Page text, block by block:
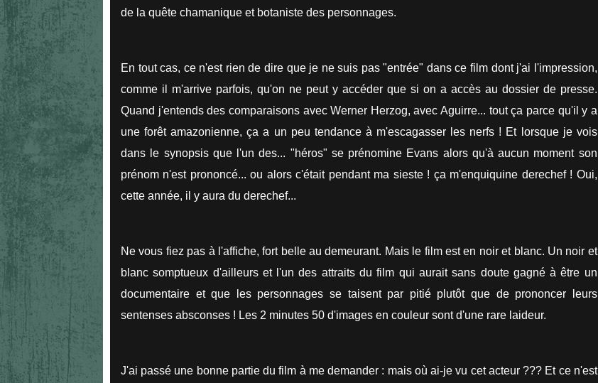
de la quête chamanique et botaniste des personnages.
En tout cas, ce n'est rien de dire que je ne suis pas "entrée" dans ce film dont j'ai l'impression,
comme il m'arrive parfois, qu'on ne peut y accéder que si on a accès au dossier de presse.
Quand j'entends des comparaisons avec Werner Herzog, avec Aguirre... tout ça parce qu'il y a
une forêt amazonienne, ça a un peu tendance à m'escagasser les nerfs ! Et lorsque je vois
dans le synopsis que l'un des... "héros" se prénomine Evans alors qu'à aucun moment son
prénom n'est prononcé... ou alors c'était pendant ma sieste ! ça m'enquiquine derechef ! Oui,
cette année, il y aura du derechef...
Ne vous fiez pas à l'affiche, fort belle au demeurant. Mais le film est en noir et blanc. Un noir et
blanc somptueux d'ailleurs et l'un des attraits du film qui aurait sans doute gagné à être un
documentaire et que les personnages se taisent par pitié plutôt que de prononcer leurs
sentenses absconses ! Les 2 minutes 50 d'images en couleur sont d'une rare laideur.
J'ai passé une bonne partie du film à me demander : mais où ai-je vu cet acteur ??? Et ce n'est